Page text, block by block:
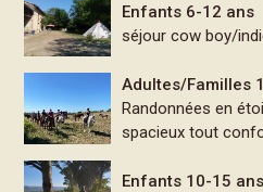
Enfants 6-12 ans
séjour cow boy/
Adultes/Familles
Randonnées en
spacieux tout
Enfants 10-15 ans